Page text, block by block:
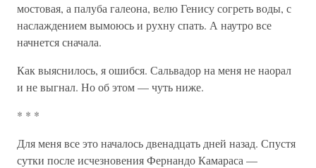
мостовая, а палуба галеона, велю Генису согреть воды, с
наслаждением вымоюсь и рухну спать. А наутро все
начнется сначала.
Как выяснилось, я ошибся. Сальвадор на меня не наорал
и не выгнал. Но об этом — чуть ниже.
* * *
Для меня все это началось двенадцать дней назад. Спустя
сутки после исчезновения Фернандо Камараса —